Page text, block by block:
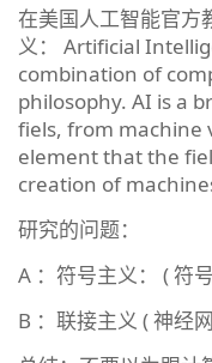
在美国人工智能官方
义： Artificial
combination of
philosophy. AI is a
fiels, from machine
element that the
creation of
研究的问题：
A ：符号主义： ( 符
B ：联接主义 ( 神经